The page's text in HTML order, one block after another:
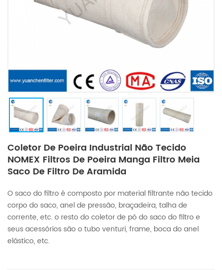
Coletor De Poeira Industrial Não Tecido
NOMEX Filtros De Poeira Manga Filtro Meia
Saco De Filtro De Aramida
O saco do filtro é composto por material filtrante não tecido
corpo do saco, anel de pressão, braçadeira, talha de
corrente, etc. o resto do coletor de pó do saco do filtro e
seus acessórios são o tubo venturi, frame, boca do anel
elástico, etc.